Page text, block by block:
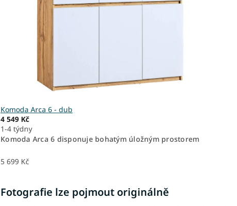
Komoda Arca 6 - dub
4 549 Kč
1-4 týdny
Komoda Arca 6 disponuje bohatým úložným prostorem
5 699 Kč
Fotografie lze pojmout originálně